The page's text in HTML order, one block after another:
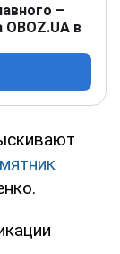
–
в